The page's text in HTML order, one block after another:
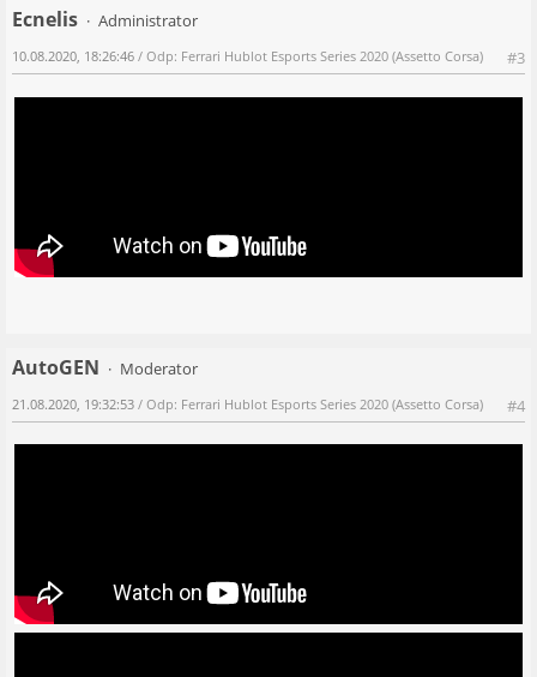
Ecnelis
Administrator
#3
10.08.2020, 18:26:46 / Odp: Ferrari Hublot Esports Series 2020 (Assetto Corsa)
AutoGEN
Moderator
#4
21.08.2020, 19:32:53 / Odp: Ferrari Hublot Esports Series 2020 (Assetto Corsa)